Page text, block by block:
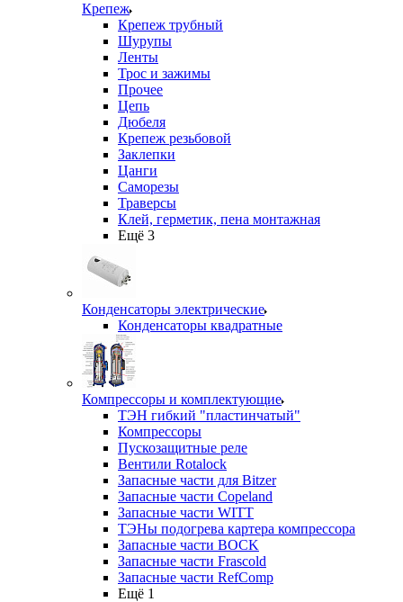
Крепеж
Крепеж трубный
Шурупы
Ленты
Трос и зажимы
Прочее
Цепь
Дюбеля
Крепеж резьбовой
Заклепки
Цанги
Саморезы
Траверсы
Клей, герметик, пена монтажная
Ещё 3
Конденсаторы электрические
Конденсаторы квадратные
Компрессоры и комплектующие
ТЭН гибкий "пластинчатый"
Компрессоры
Пускозащитные реле
Вентили Rotalock
Запасные части для Bitzer
Запасные части Copeland
Запасные части WITT
ТЭНы подогрева картера компрессора
Запасные части BOCK
Запасные части Frascold
Запасные части RefComp
Ещё 1